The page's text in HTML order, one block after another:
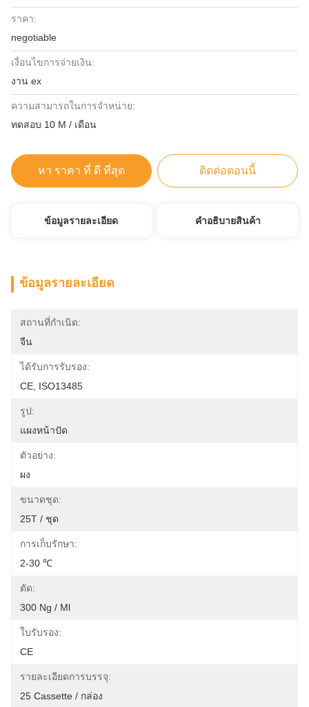
ราคา:
negotiable
เงื่อนไขการจ่ายเงิน:
งาน ex
ความสามารถในการจําหน่าย:
ทดสอบ 10 M / เดือน
หา ราคา ที่ ดี ที่สุด ติดต่อตอนนี้
ข้อมูลรายละเอียด คําอธิบายสินค้า
ข้อมูลรายละเอียด
สถานที่กำเนิด:
จีน
ได้รับการรับรอง:
CE, ISO13485
รูป:
แผงหน้าปัด
ตัวอย่าง:
ผง
ขนาดชุด:
25T / ชุด
การเก็บรักษา:
2-30 ℃
ตัด:
300 Ng / Ml
ใบรับรอง:
CE
รายละเอียดการบรรจุ:
25 Cassette / กล่อง